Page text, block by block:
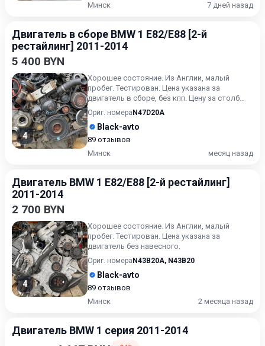
Минск
7 дней назад
Двигатель в сборе BMW 1 E82/E88 [2-й
рестайлинг] 2011-2014
5 400 BYN
4
Хорошее состояние. Из Англии, малый
пробег. Тестирован. Цена указана за
двигатель в сборе, без кпп. Цену за столб
уточняйте.
Ориг. номера N47D20A
Black-avto
89 отзывов
Минск
месяц назад
Двигатель BMW 1 E82/E88 [2-й рестайлинг]
2011-2014
2 700 BYN
4
Хорошее состояние. Из Англии, малый
пробег. Тестирован. Цена указана за
двигатель без навесного.
Ориг. номера N43B20A, N43B20
Black-avto
89 отзывов
Минск
2 месяца назад
Двигатель BMW 1 серия 2011-2014